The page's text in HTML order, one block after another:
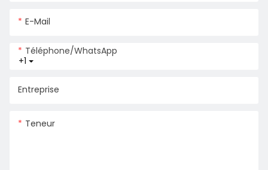
E-Mail
+1
Téléphone/WhatsApp
Entreprise
Teneur